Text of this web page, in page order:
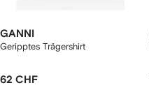
GANNI
Geripptes Trägershirt
62 CHF